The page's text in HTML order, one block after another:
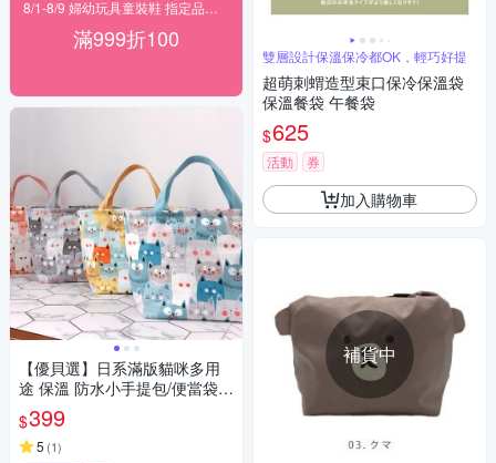
滿999折100
【優貝選】日系滿版貓咪多用
途 保溫 防水小手提包/便當袋/
午餐提包(4色)
$399
5 (1)
雙層設計保溫保冷都OK，輕巧好提
超萌刺蝟造型束口保冷保溫袋
保溫餐袋 午餐袋
$625
活動 券
加入購物車
補貨中